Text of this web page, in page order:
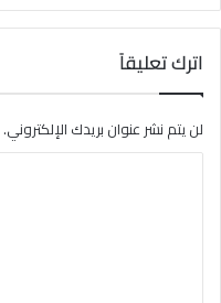
اترك تعليقاً
لن يتم نشر عنوان بريدك الإلكتروني.